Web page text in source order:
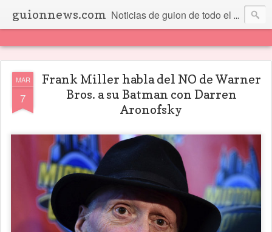
guionnews.com Noticias de guion de todo el mundo... Y más.
MAR
7
Frank Miller habla del NO de Warner
Bros. a su Batman con Darren
Aronofsky